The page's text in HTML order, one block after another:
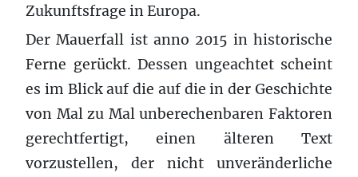
Zukunftsfrage in Europa.
Der Mauerfall ist anno 2015 in historische
Ferne gerückt. Dessen ungeachtet scheint
es im Blick auf die auf die in der Geschichte
von Mal zu Mal unberechenbaren Faktoren
gerechtfertigt, einen älteren Text
vorzustellen, der nicht unveränderliche